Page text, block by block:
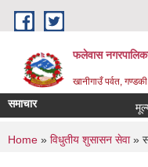
Skip to main content
फलेवास
खानीगाउँ पर्वत,
समाचार
You are here
Home » विधुतीय शुसासन सेवा»